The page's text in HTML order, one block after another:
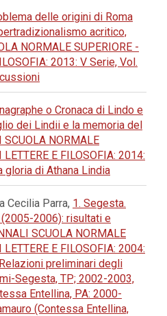
delle origini di Roma
acritico,
NORMALE SUPERIORE -
2013: V Serie, Vol.
o Cronaca di Lindo e
dei Lindii e la memoria del
SCUOLA NORMALE
E FILOSOFIA: 2014:
gloria di Athana Lindia
Cecilia Parra, 1. Segesta.
2006): risultati e
SCUOLA NORMALE
E FILOSOFIA: 2004:
preliminari degli
Segesta, TP; 2002-2003,
Entellina, PA: 2000-
(Contessa Entellina,